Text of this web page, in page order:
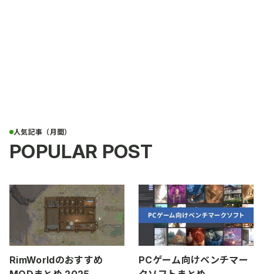
POPULAR POST
RimWorldのおすすめ
PCゲーム向けベンチマー